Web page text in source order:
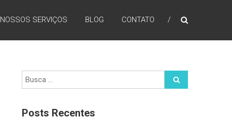
NOSSOS SERVIÇOS BLOG CONTATO
Posts Recentes